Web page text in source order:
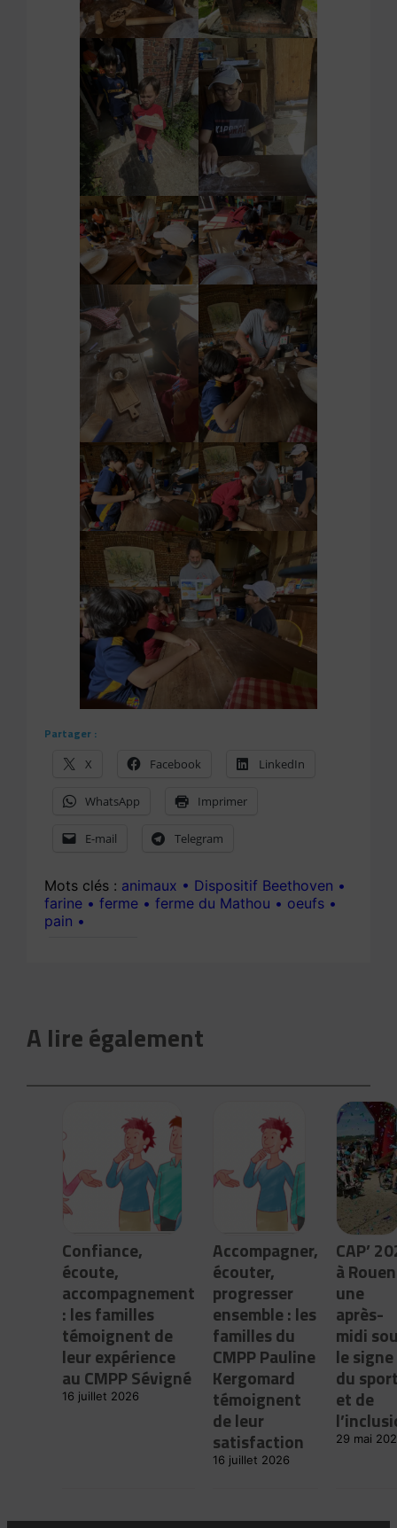
Partager :
X Facebook LinkedIn
WhatsApp Imprimer
E-mail Telegram
animaux
Dispositif Beethoven
farine
ferme ferme du Mathou
oeufs
pain
A lire également
Confiance,
écoute,
accompagnement
: les familles
témoignent de
leur expérience
au CMPP Sévigné
16 juillet 2026
Accompagner,
écouter,
progresser
ensemble : les
familles du
CMPP Pauline
Kergomard
témoignent
de leur
satisfaction
16 juillet 2026
CAP’
à
une
après-
midi
le signe
du
et de
29 mai